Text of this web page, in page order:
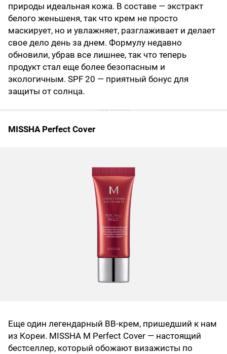
природы идеальная кожа. В составе — экстракт
белого женьшеня, так что крем не просто
маскирует, но и увлажняет, разглаживает и делает
свое дело день за днем. Формулу недавно
обновили, убрав все лишнее, так что теперь
продукт стал еще более безопасным и
экологичным. SPF 20 — приятный бонус для
защиты от солнца.
MISSHA Perfect Cover
Еще один легендарный BB‑крем, пришедший к нам
из Кореи. MISSHA M Perfect Cover — настоящий
бестселлер, который обожают визажисты по